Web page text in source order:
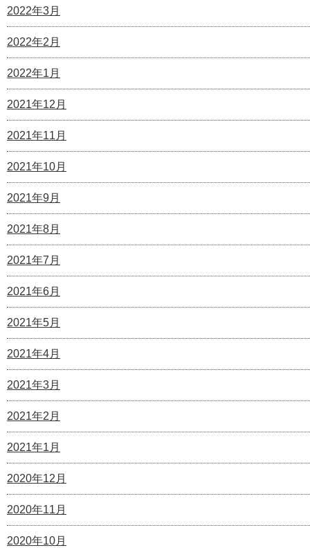
2022年3月
2022年2月
2022年1月
2021年12月
2021年11月
2021年10月
2021年9月
2021年8月
2021年7月
2021年6月
2021年5月
2021年4月
2021年3月
2021年2月
2021年1月
2020年12月
2020年11月
2020年10月